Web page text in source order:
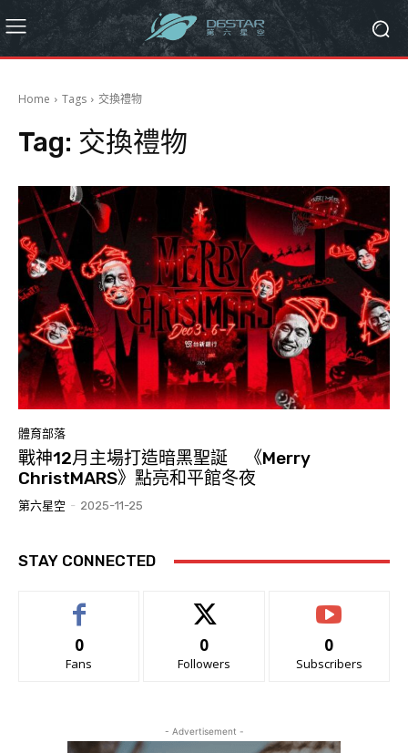
Home Tags 交換禮物
Tag: 交換禮物
體育部落
戰神12月主場打造暗黑聖誕 《Merry
ChristMARS》點亮和平館冬夜
第六星空 - 2025-11-25
STAY CONNECTED
0
Fans
0
Followers
0
Subscribers
- Advertisement -